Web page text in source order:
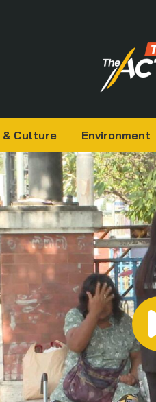
Culture Environment